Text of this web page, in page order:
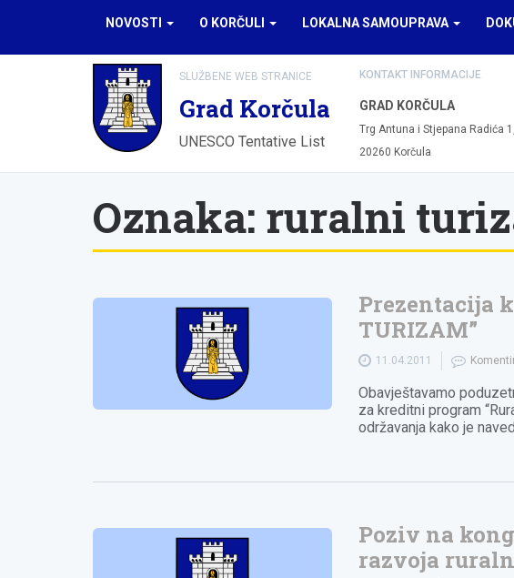
NOVOSTI O KORČULI LOKALNA SAMOUPRAVA
SLUŽBENE WEB STRANICE
Grad Korčula
UNESCO Tentative List
KONTAKT INFORMACIJE
GRAD KORČULA
Trg Antuna i Stjepana Radića 1,
20260 Korčula
Oznaka: ruralni
Prezentacija
TURIZAM”
11.04.2011
Obavještavamo
za kreditni program
održavanja kako je
Poziv na
razvoja